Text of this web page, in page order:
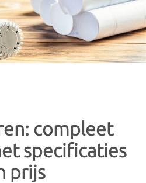
×
×
prijzen voor
is heel uitgebreid, waardoor
verliest. Geen idee welk
de keuze.
en vrijblijvend.
compleet
specificaties
prijs